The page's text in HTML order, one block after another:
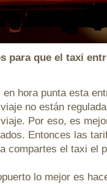
para que el taxi
hora punta esta
no están
Por eso, es
Entonces las
compartes el taxi el
lo mejor es